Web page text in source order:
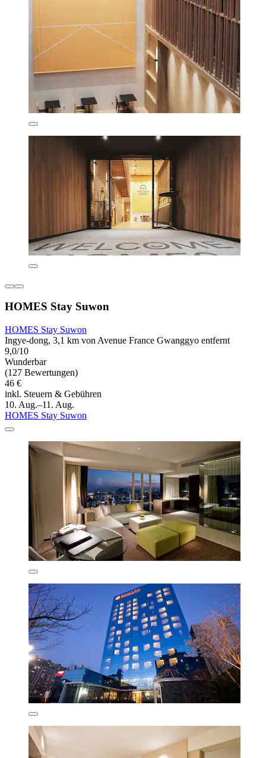
HOMES Stay Suwon
HOMES Stay Suwon
Ingye-dong, 3,1 km von Avenue France Gwanggyo entfernt
9,0/10
Wunderbar
(127 Bewertungen)
46 €
inkl. Steuern & Gebühren
10. Aug.–11. Aug.
HOMES Stay Suwon